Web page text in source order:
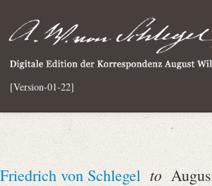
[Version-01-22]
Friedrich von Schlegel to